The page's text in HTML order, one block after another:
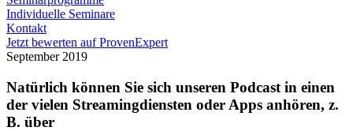
Individuelle Seminare
Kontakt
Jetzt bewerten auf ProvenExpert
September 2019
Natürlich können Sie sich unseren Podcast in einen
der vielen Streamingdiensten oder Apps anhören, z.
B. über